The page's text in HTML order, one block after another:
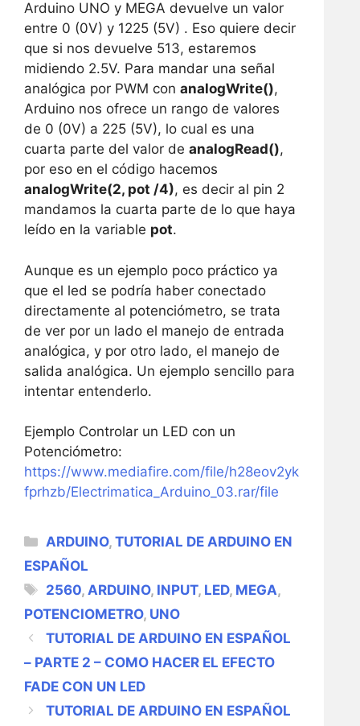
Arduino UNO y MEGA devuelve un valor
entre 0 (0V) y 1225 (5V) . Eso quiere decir
que si nos devuelve 513, estaremos
midiendo 2.5V. Para mandar una señal
analógica por PWM con analogWrite(),
Arduino nos ofrece un rango de valores
de 0 (0V) a 225 (5V), lo cual es una
cuarta parte del valor de analogRead(),
por eso en el código hacemos
analogWrite(2, pot /4), es decir al pin 2
mandamos la cuarta parte de lo que haya
leído en la variable pot.
Aunque es un ejemplo poco práctico ya
que el led se podría haber conectado
directamente al potenciómetro, se trata
de ver por un lado el manejo de entrada
analógica, y por otro lado, el manejo de
salida analógica. Un ejemplo sencillo para
intentar entenderlo.
Ejemplo Controlar un LED con un
Potenciómetro:
https://www.mediafire.com/file/h28eov2yk
fprhzb/Electrimatica_Arduino_03.rar/file
CATEGORÍAS
ARDUINO,TUTORIAL DE ARDUINO EN
ESPAÑOL
ETIQUETAS
2560,ARDUINO, INPUT, LED, MEGA,
POTENCIOMETRO, UNO
NAVEGACIÓN
DE
TUTORIAL DE ARDUINO EN ESPAÑOL
– PARTE 2 – COMO HACER EL EFECTO
FADE CON UN LED
TUTORIAL DE ARDUINO EN ESPAÑOL